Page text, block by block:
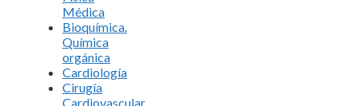
Médica
Bioquímica.
Química
orgánica
Cardiología
Cirugía
Cardiovascular